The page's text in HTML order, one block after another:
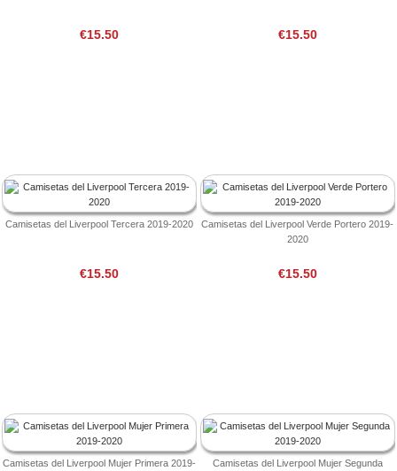
€15.50 €15.50
Camisetas del Liverpool Tercera 2019-2020
€15.50
Camisetas del Liverpool Verde Portero 2019-
2020
€15.50
Camisetas del Liverpool Mujer Primera 2019-
Camisetas del Liverpool Mujer Segunda